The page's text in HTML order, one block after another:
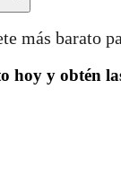
más barato
hoy y obtén